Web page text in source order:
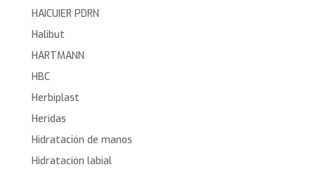
HAICUIER PDRN
Halibut
HARTMANN
HBC
Herbiplast
Heridas
Hidratación de manos
Hidratación labial